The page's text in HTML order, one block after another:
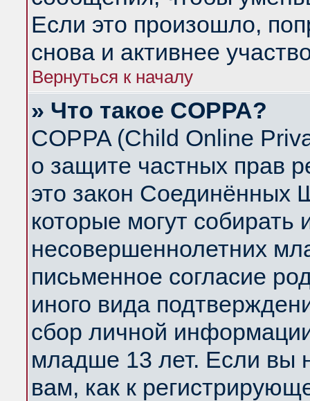
Если это произошло,
снова и активнее
Вернуться к началу
» Что такое COPPA?
COPPA (Child Online
о защите частных прав
это закон Соединённых
которые могут
несовершеннолетних
письменное согласие
иного вида
сбор личной
младше 13 лет. Если вы
вам, как к